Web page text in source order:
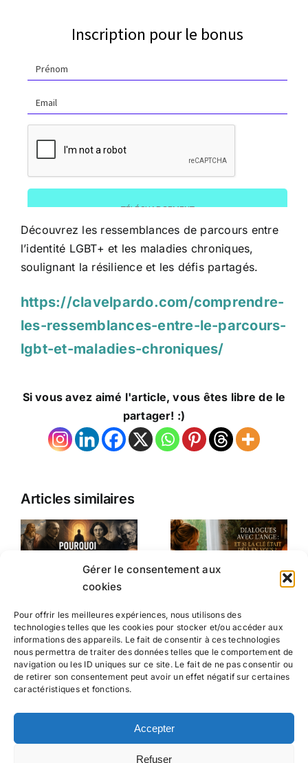
Gérer le consentement aux
cookies
Pour offrir les meilleures expériences, nous utilisons des
technologies telles que les cookies pour stocker et/ou accéder aux
informations des appareils. Le fait de consentir à ces technologies
nous permettra de traiter des données telles que le comportement de
navigation ou les ID uniques sur ce site. Le fait de ne pas consentir ou
de retirer son consentement peut avoir un effet négatif sur certaines
caractéristiques et fonctions.
Accepter
Refuser
Découvrez les ressemblances de parcours entre
l’identité LGBT+ et les maladies chroniques,
soulignant la résilience et les défis partagés.
https://clavelpardo.com/comprendre-
les-ressemblances-entre-le-parcours-
lgbt-et-maladies-chroniques/
Si vous avez aimé l'article, vous êtes libre de le
partager! :)
Articles similaires
Suivez-moi